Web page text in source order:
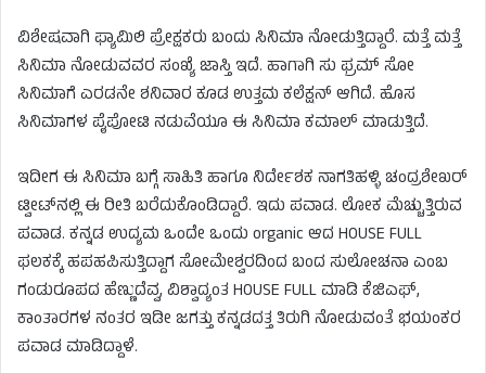
ವಿಶೇಷವಾಗಿ ಫ್ಯಾಮಿಲಿ ಪ್ರೇಕ್ಷಕರು ಬಂದು ಸಿನಿಮಾ ನೋಡುತ್ತಿದ್ದಾರೆ. ಮತ್ತೆ ಮತ್ತೆ
ಸಿನಿಮಾ ನೋಡುವವರ ಸಂಖ್ಯೆ ಜಾಸ್ತಿ ಇದೆ. ಹಾಗಾಗಿ ಸು ಫ್ರಮ್ ಸೋ
ಸಿನಿಮಾಗೆ ಎರಡನೇ ಶನಿವಾರ ಕೂಡ ಉತ್ತಮ ಕಲೆಕ್ಷನ್ ಆಗಿದೆ. ಹೊಸ
ಸಿನಿಮಾಗಳ ಪೈಪೋಟಿ ನಡುವೆಯೂ ಈ ಸಿನಿಮಾ ಕಮಾಲ್ ಮಾಡುತ್ತಿದೆ.
ಇದೀಗ ಈ ಸಿನಿಮಾ ಬಗ್ಗೆ ಸಾಹಿತಿ ಹಾಗೂ ನಿರ್ದೇಶಕ ನಾಗತಿಹಳ್ಳಿ ಚಂದ್ರಶೇಖರ್​​
ಟ್ವೀಟ್​ನಲ್ಲಿ ಈ ರೀತಿ ಬರೆದುಕೊಂಡಿದ್ದಾರೆ. ಇದು ಪವಾಡ. ಲೋಕ ಮೆಚ್ಚುತ್ತಿರುವ
ಪವಾಡ. ಕನ್ನಡ ಉದ್ಯಮ ಒಂದೇ ಒಂದು organic ಆದ HOUSE FULL
ಫಲಕಕ್ಕೆ ಹಪಹಪಿಸುತ್ತಿದ್ದಾಗ ಸೋಮೇಶ್ವರದಿಂದ ಬಂದ ಸುಲೋಚನಾ ಎಂಬ
ಗಂಡುರೂಪದ ಹೆಣ್ಣುದೆವ್ವ, ವಿಶ್ವಾದ್ಯಂತ HOUSE FULL ಮಾಡಿ ಕೆಜಿಎಫ್,
ಕಾಂತಾರಗಳ ನಂತರ ಇಡೀ ಜಗತ್ತು ಕನ್ನಡದತ್ತ ತಿರುಗಿ ನೋಡುವಂತೆ ಭಯಂಕರ
ಪವಾಡ ಮಾಡಿದ್ದಾಳೆ.